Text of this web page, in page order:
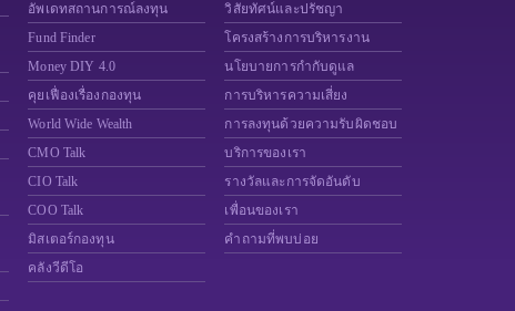
อัพเดทสถานการณ์ลงทุน
Fund Finder
Money DIY 4.0
คุยเฟื่องเรื่องกองทุน
World Wide Wealth
CMO Talk
CIO Talk
COO Talk
มิสเตอร์กองทุน
คลังวีดีโอ
วิสัยทัศน์และปรัชญา
โครงสร้างการบริหารงาน
นโยบายการกำกับดูแล
การบริหารความเสี่ยง
การลงทุนด้วยความรับผิดชอบ
บริการของเรา
รางวัลและการจัดอันดับ
เพื่อนของเรา
คำถามที่พบบ่อย